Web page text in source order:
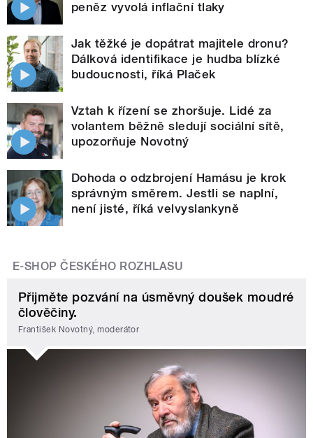
peněz vyvolá inflační tlaky
Jak těžké je dopátrat majitele dronu?
Dálková identifikace je hudba blízké
budoucnosti, říká Plaček
Vztah k řízení se zhoršuje. Lidé za
volantem běžně sledují sociální sítě,
upozorňuje Novotný
Dohoda o odzbrojení Hamásu je krok
správným směrem. Jestli se naplní,
není jisté, říká velvyslankyně
E-SHOP ČESKÉHO ROZHLASU
Přijměte pozvání na úsměvný doušek moudré
člověčiny.
František Novotný, moderátor